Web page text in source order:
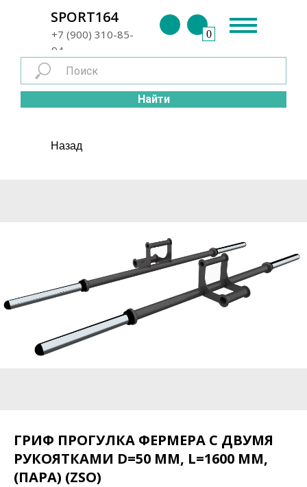
+7 (900) 310-85-
94
SPORT164
0
Найти
Назад
ГРИФ ПРОГУЛКА ФЕРМЕРА С ДВУМЯ
РУКОЯТКАМИ D=50 ММ, L=1600 ММ,
(ПАРА) (ZSO)